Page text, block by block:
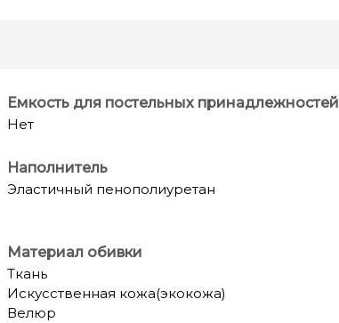
Емкость для постельных принадлежностей
Нет
Наполнитель
Эластичный пенополиуретан
Материал обивки
Ткань
Искусственная кожа(экокожа)
Велюр